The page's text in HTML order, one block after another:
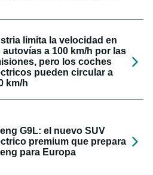
limita la velocidad en
autovías a 100 km/h por las
pero los coches
pueden circular a
km/h
G9L: el nuevo SUV
premium que prepara
para Europa